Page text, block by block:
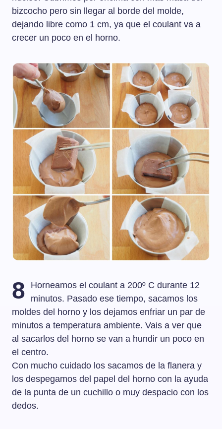
bizcocho pero sin llegar al borde del molde,
dejando libre como 1 cm, ya que el coulant va a
crecer un poco en el horno.
8
Horneamos el coulant a 200º C durante 12
minutos. Pasado ese tiempo, sacamos los
moldes del horno y los dejamos enfriar un par de
minutos a temperatura ambiente. Vais a ver que
al sacarlos del horno se van a hundir un poco en
el centro.
Con mucho cuidado los sacamos de la flanera y
los despegamos del papel del horno con la ayuda
de la punta de un cuchillo o muy despacio con los
dedos.